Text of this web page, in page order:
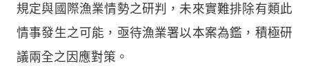
規定與國際漁業情勢之研判，未來實難排除有類此
情事發生之可能，亟待漁業署以本案為鑑，積極研
議兩全之因應對策。